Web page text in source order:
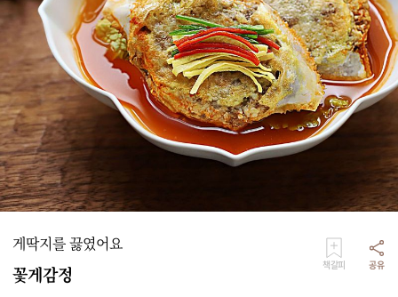
기획전
브랜드
푸드
키친
리빙
게딱지를 끓였어요
꽃게감정 책갈피 공유